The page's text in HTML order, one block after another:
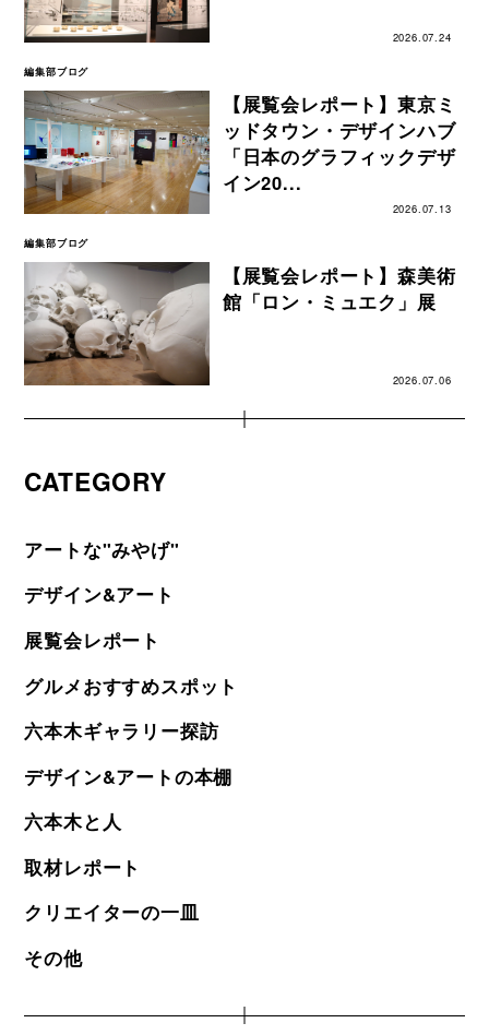
2026.07.24
編集部ブログ
【展覧会レポート】東京ミ
ッドタウン・デザインハブ
「日本のグラフィックデザ
イン20...
2026.07.13
編集部ブログ
【展覧会レポート】森美術
館「ロン・ミュエク」展
2026.07.06
CATEGORY
アートな"みやげ"
デザイン&アート
展覧会レポート
グルメおすすめスポット
六本木ギャラリー探訪
デザイン&アートの本棚
六本木と人
取材レポート
クリエイターの一皿
その他